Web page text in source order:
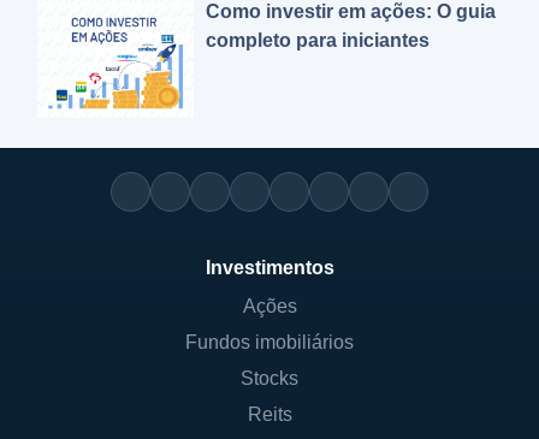
Como investir em ações: O guia
completo para iniciantes
Investimentos
Ações
Fundos imobiliários
Stocks
Reits